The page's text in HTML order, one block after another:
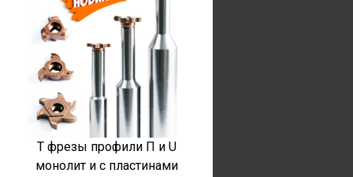
T фрезы профили П и U
монолит и с пластинами